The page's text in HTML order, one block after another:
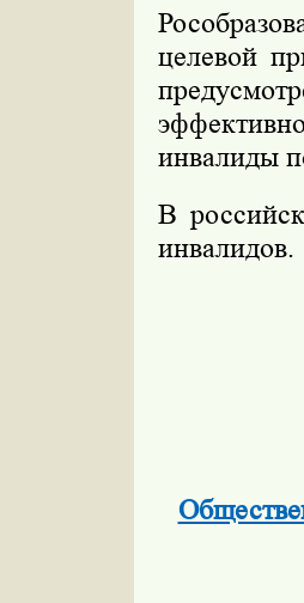
целевой
инвалиды
В
инвалидов.